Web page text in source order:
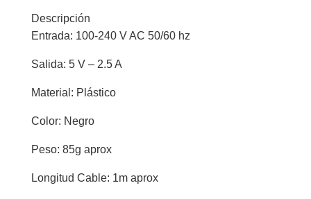
Descripción
Entrada: 100-240 V AC 50/60 hz
Salida: 5 V – 2.5 A
Material: Plástico
Color: Negro
Peso: 85g aprox
Longitud Cable: 1m aprox